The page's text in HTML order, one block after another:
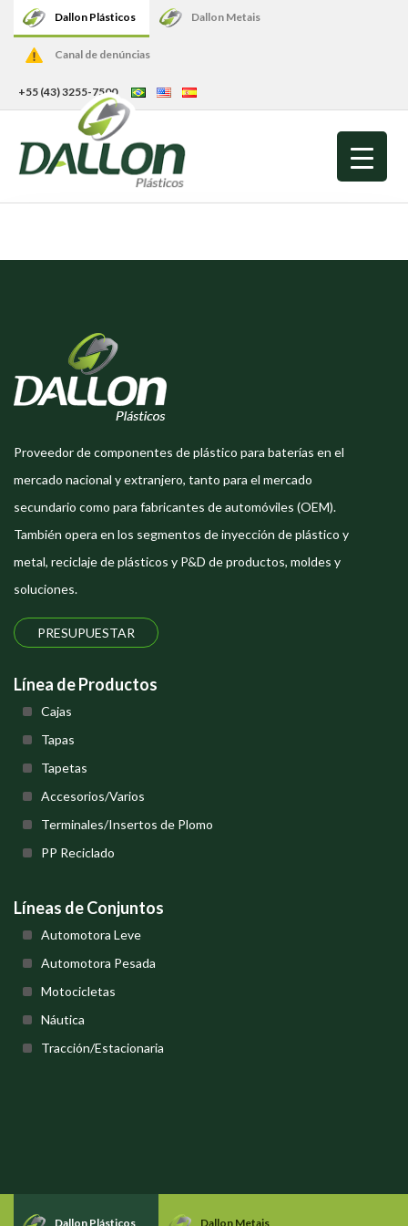
Dallon Plásticos Dallon Metais
Canal de denúncias
+55 (43) 3255-7500
Proveedor de componentes de plástico para baterías en el
mercado nacional y extranjero, tanto para el mercado
secundario como para fabricantes de automóviles (OEM).
También opera en los segmentos de inyección de plástico y
metal, reciclaje de plásticos y P&D de productos, moldes y
soluciones.
PRESUPUESTAR
Línea de Productos
Cajas
Tapas
Tapetas
Accesorios/Varios
Terminales/Insertos de Plomo
PP Reciclado
Líneas de Conjuntos
Automotora Leve
Automotora Pesada
Motocicletas
Náutica
Tracción/Estacionaria
Dallon Plásticos Dallon Metais